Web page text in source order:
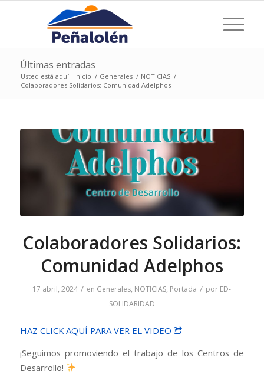
Últimas entradas
Usted está aquí: Inicio / Generales / NOTICIAS /
Colaboradores Solidarios: Comunidad Adelphos
Colaboradores Solidarios:
Comunidad Adelphos
17 abril, 2024 / en Generales, NOTICIAS, Portada / por ED-
SOLIDARIDAD
HAZ CLICK AQUÍ PARA VER EL VIDEO
¡Seguimos promoviendo el trabajo de los Centros de
Desarrollo!